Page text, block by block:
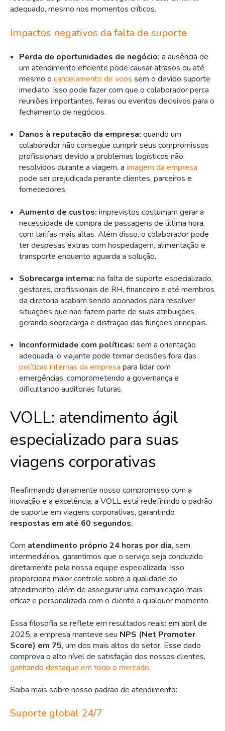
adequado, mesmo nos momentos críticos.
Impactos negativos da falta de suporte
Perda de oportunidades de negócio: a ausência de
um atendimento eficiente pode causar atrasos ou até
mesmo o cancelamento de voos sem o devido suporte
imediato. Isso pode fazer com que o colaborador perca
reuniões importantes, feiras ou eventos decisivos para o
fechamento de negócios.
Danos à reputação da empresa: quando um
colaborador não consegue cumprir seus compromissos
profissionais devido a problemas logísticos não
resolvidos durante a viagem, a imagem da empresa
pode ser prejudicada perante clientes, parceiros e
fornecedores.
Aumento de custos: imprevistos costumam gerar a
necessidade de compra de passagens de última hora,
com tarifas mais altas. Além disso, o colaborador pode
ter despesas extras com hospedagem, alimentação e
transporte enquanto aguarda a solução.
Sobrecarga interna: na falta de suporte especializado,
gestores, profissionais de RH, financeiro e até membros
da diretoria acabam sendo acionados para resolver
situações que não fazem parte de suas atribuições,
gerando sobrecarga e distração das funções principais.
Inconformidade com políticas: sem a orientação
adequada, o viajante pode tomar decisões fora das
políticas internas da empresa para lidar com
emergências, comprometendo a governança e
dificultando auditorias futuras.
VOLL: atendimento ágil
especializado para suas
viagens corporativas
Reafirmando diariamente nosso compromisso com a
inovação e a excelência, a VOLL está redefinindo o padrão
de suporte em viagens corporativas, garantindo
respostas em até 60 segundos.
Com atendimento próprio 24 horas por dia, sem
intermediários, garantimos que o serviço seja conduzido
diretamente pela nossa equipe especializada. Isso
proporciona maior controle sobre a qualidade do
atendimento, além de assegurar uma comunicação mais
eficaz e personalizada com o cliente a qualquer momento.
Essa filosofia se reflete em resultados reais: em abril de
2025, a empresa manteve seu NPS (Net Promoter
Score) em 75, um dos mais altos do setor. Esse dado
comprova o alto nível de satisfação dos nossos clientes,
ganhando destaque em todo o mercado.
Saiba mais sobre nosso padrão de atendimento:
Suporte global 24/7